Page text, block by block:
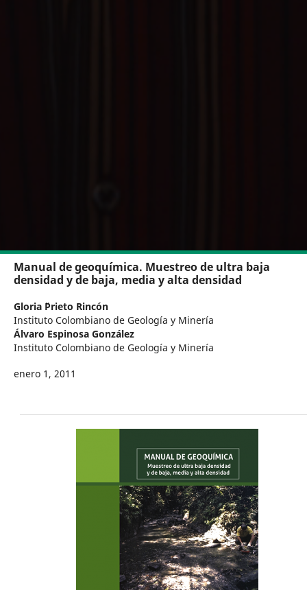
Manual de geoquímica. Muestreo de ultra baja
densidad y de baja, media y alta densidad
Gloria ¨Prieto Rincón
Instituto Colombiano de Geología y Minería
Álvaro Espinosa González
Instituto Colombiano de Geología y Minería
enero 1, 2011